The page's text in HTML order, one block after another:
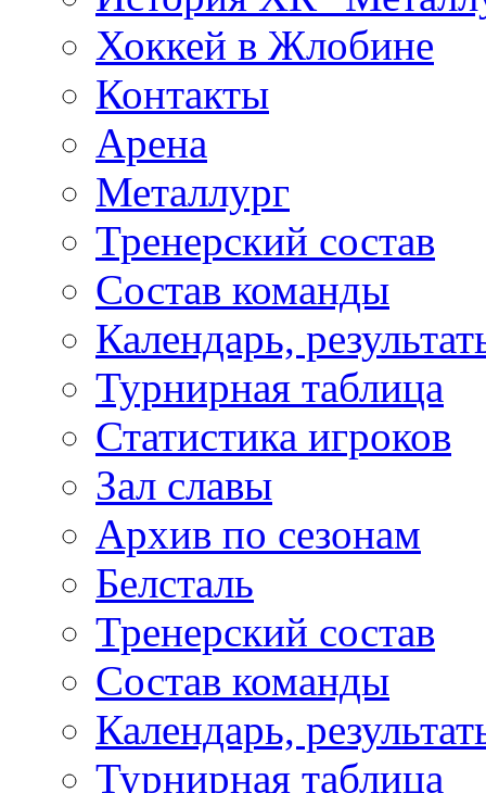
Хоккей в Жлобине
Контакты
Арена
Металлург
Тренерский состав
Состав команды
Календарь,
Турнирная таблица
Статистика игроков
Зал славы
Архив по сезонам
Белсталь
Тренерский состав
Состав команды
Календарь,
Турнирная таблица